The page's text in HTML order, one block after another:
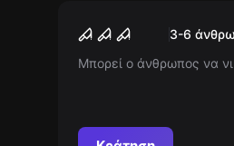
Νέος
The Curse Of
3-6
Μπορεί ο άνθρωπος να